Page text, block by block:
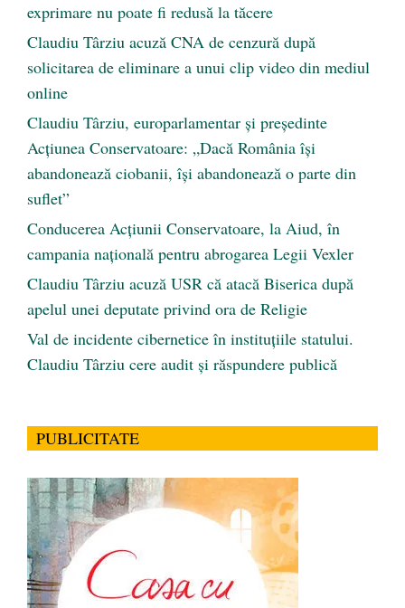
exprimare nu poate fi redusă la tăcere
Claudiu Târziu acuză CNA de cenzură după
solicitarea de eliminare a unui clip video din mediul
online
Claudiu Târziu, europarlamentar și președinte
Acțiunea Conservatoare: „Dacă România își
abandonează ciobanii, își abandonează o parte din
suflet”
Conducerea Acțiunii Conservatoare, la Aiud, în
campania națională pentru abrogarea Legii Vexler
Claudiu Târziu acuză USR că atacă Biserica după
apelul unei deputate privind ora de Religie
Val de incidente cibernetice în instituțiile statului.
Claudiu Târziu cere audit și răspundere publică
PUBLICITATE